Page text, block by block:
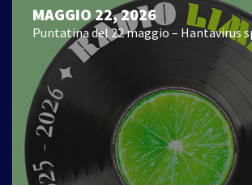
MAGGIO 22, 2026
Puntatina del 22 maggio – Hantavirus